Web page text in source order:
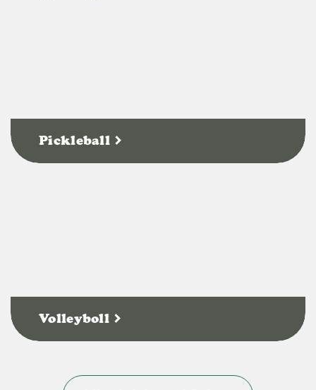
Pickleball
Volleyboll